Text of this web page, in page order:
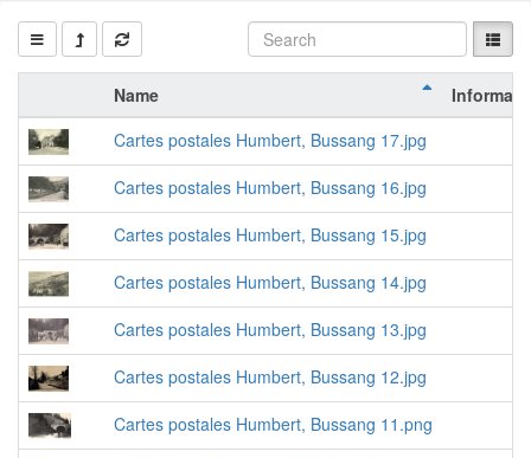
Name
Cartes postales Humbert, Bussang 17.jpg
Cartes postales Humbert, Bussang 16.jpg
Cartes postales Humbert, Bussang 15.jpg
Cartes postales Humbert, Bussang 14.jpg
Cartes postales Humbert, Bussang 13.jpg
Cartes postales Humbert, Bussang 12.jpg
Cartes postales Humbert, Bussang 11.png